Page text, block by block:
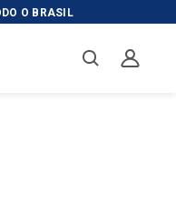
O BRASIL